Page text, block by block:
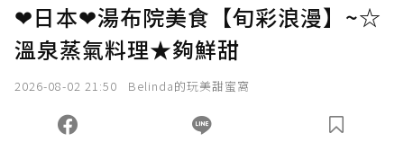
❤日本❤湯布院美食【旬彩浪漫】~☆
溫泉蒸氣料理★夠鮮甜
2026-08-02 21:50 Belinda的玩美甜蜜窩